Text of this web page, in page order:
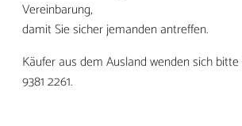
Vereinbarung,
damit Sie sicher jemanden antreffen.
Käufer aus dem Ausland wenden sich
9381 2261.